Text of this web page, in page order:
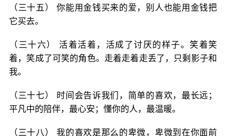
（三十五） 你能用金钱买来的爱，别人也能用金钱把
它买去。
（三十六） 活着活着，活成了讨厌的样子。笑着笑
着，笑成了可笑的角色。走着走着走丢了，只剩影子和
我。
（三十七） 时间会告诉我们，简单的喜欢，最长远；
平凡中的陪伴，最心安；懂你的人，最温暖。
（三十八） 我的喜欢是那么的卑微，卑微到在你面前